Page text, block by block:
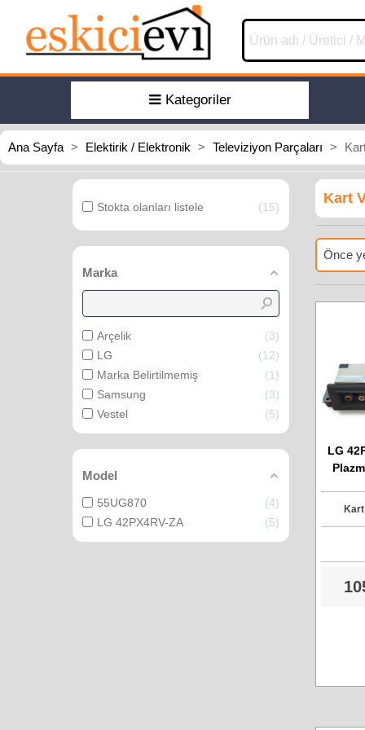
Kategoriler
Ana Sayfa > Elektirik / Elektronik > Televiziyon Parçaları >
Stokta olanları listele 15
Marka
Arçelik
3
LG
12
Marka Belirtilmemiş
1
Samsung
3
Vestel
5
Model
55UG870
4
LG 42PX4RV-ZA
5
Kart
Önce
LG